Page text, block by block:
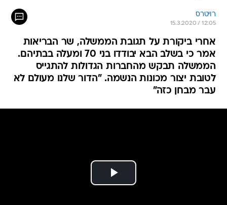
רויטרס
15.3.2020 / 12:05
אחרי ביקורת על תגובת הממשלה, שר הבריאות
אמר כי בשלב הבא יבודדו בני 70 ומעלה בבתיהם.
הממשלה תבקש מהחברות הגדולות להתגייס
לטובת יצור מכונות הנשמה. "הדור שלנו מעולם לא
עבר מבחן כזה"